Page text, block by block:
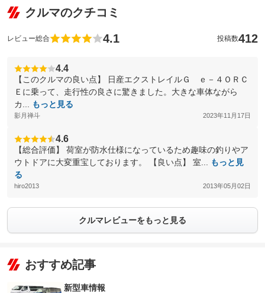
クルマのクチコミ
レビュー総合 4.1 投稿数412
4.4
【このクルマの良い点】 日産エクストレイルＧ ｅ－４ＯＲＣ
Ｅに乗って、走行性の良さに驚きました。大きな車体ながら
カ...
もっと見る
影月禅斗 2023年11月17日
4.6
【総合評価】 荷室が防水仕様になっているため趣味の釣りやア
ウトドアに大変重宝しております。 【良い点】 室...
もっと見
る
hiro2013 2013年05月02日
クルマレビューをもっと見る
おすすめ記事
新型車情報